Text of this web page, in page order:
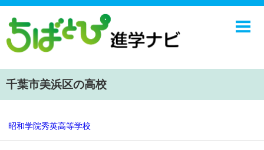
中学校
学校ニュース
千葉市美浜区の高校
昭和学院秀英高等学校